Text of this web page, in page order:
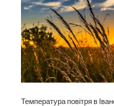
Температура повітря в